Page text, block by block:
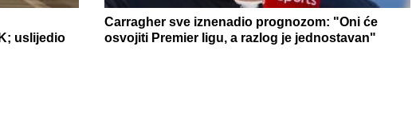
uslijedio
Carragher sve iznenadio prognozom: "Oni će
osvojiti Premier ligu, a razlog je jednostavan"